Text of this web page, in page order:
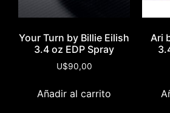
Your Turn by Billie Eilish
3.4 oz EDP Spray
U$90,00
Añadir al carrito
Ari